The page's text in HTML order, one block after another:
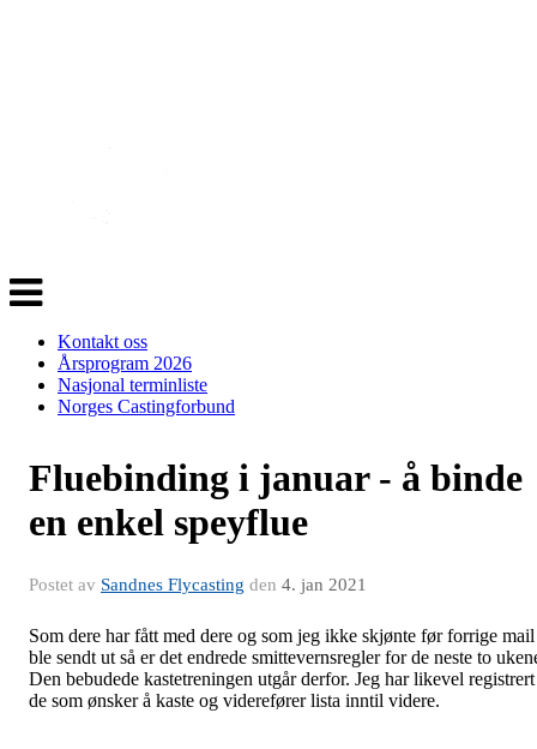
Veksle
navigasjon
Kontakt oss
Årsprogram 2026
Nasjonal terminliste
Norges Castingforbund
Fluebinding i januar - å binde
en enkel speyflue
Postet av Sandnes Flycasting den 4. jan 2021
Som dere har fått med dere og som jeg ikke skjønte før forrige mail
ble sendt ut så er det endrede smittevernsregler for de neste to
Den bebudede kastetreningen utgår derfor. Jeg har likevel registrert
de som ønsker å kaste og viderefører lista inntil videre.